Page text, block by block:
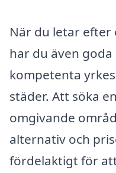
När du letar efter
har du även
kompetenta
städer. Att söka
omgivande
alternativ och
fördelaktigt för